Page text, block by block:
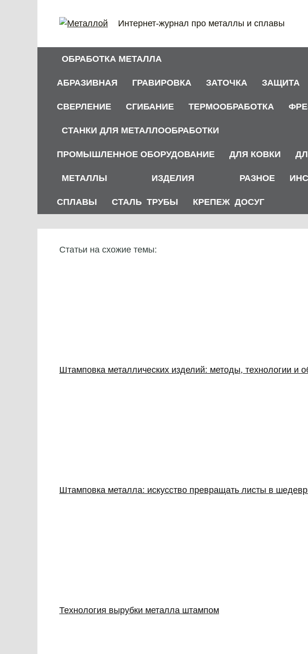
Интернет-журнал про металлы и сплавы
ОБРАБОТКА МЕТАЛЛА
АБРАЗИВНАЯ ГРАВИРОВКА ЗАТОЧКА ЗАЩИТА
СВЕРЛЕНИЕ СГИБАНИЕ ТЕРМООБРАБОТКА
СТАНКИ ДЛЯ МЕТАЛЛООБРАБОТКИ
ПРОМЫШЛЕННОЕ ОБОРУДОВАНИЕ ДЛЯ КОВКИ
МЕТАЛЛЫ
СПЛАВЫ СТАЛЬ
ИЗДЕЛИЯ
ТРУБЫ КРЕПЕЖ
РАЗНОЕ
ДОСУГ
Статьи на схожие темы:
Штамповка металлических изделий: методы, технологии и
Штамповка металла: искусство превращать листы в
Технология вырубки металла штампом